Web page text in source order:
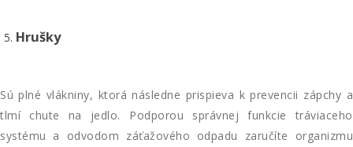
Hrušky
Sú plné vlákniny, ktorá následne prispieva k prevencii zápchy a
tlmí chute na jedlo. Podporou správnej funkcie tráviaceho
systému a odvodom záťažového odpadu zaručíte organizmu